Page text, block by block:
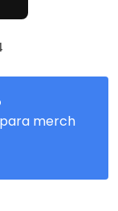
merch